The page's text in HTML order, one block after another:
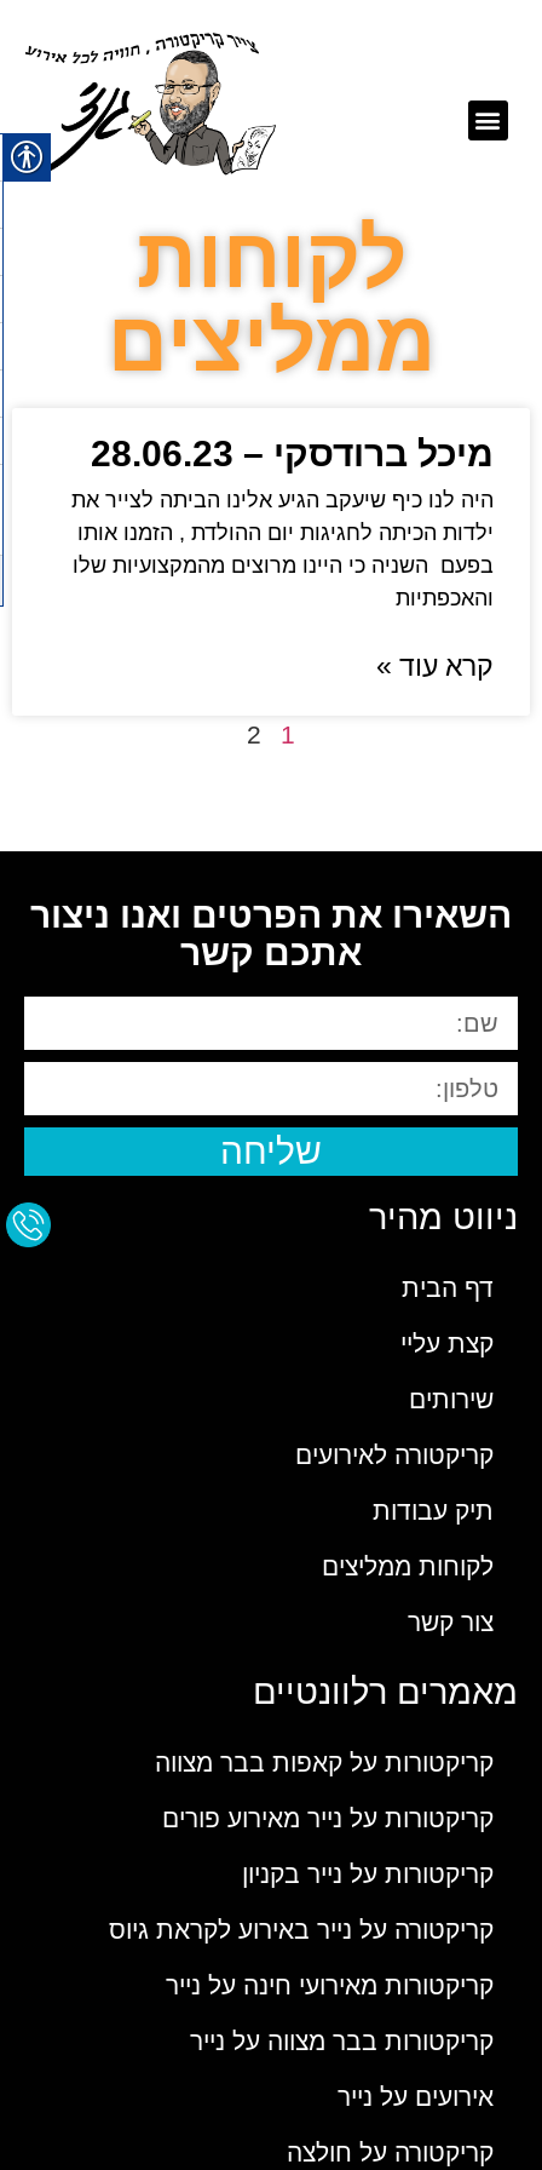
לקוחות
ממליצים
מיכל ברודסקי – 28.06.23
היה לנו כיף שיעקב הגיע אלינו הביתה לצייר את
ילדות הכיתה לחגיגות יום ההולדת , הזמנו אותו
בפעם השניה כי היינו מרוצים מהמקצועיות שלו
והאכפתיות
קרא עוד »
1
2
השאירו את הפרטים ואנו ניצור
אתכם קשר
שליחה
ניווט מהיר
דף הבית
קצת עליי
שירותים
קריקטורה לאירועים
תיק עבודות
לקוחות ממליצים
צור קשר
מאמרים רלוונטיים
קריקטורות על קאפות בבר מצווה
קריקטורות על נייר מאירוע פורים
קריקטורות על נייר בקניון
קריקטורה על נייר באירוע לקראת גיוס
קריקטורות מאירועי חינה על נייר
קריקטורות בבר מצווה על נייר
אירועים על נייר
קריקטורה על חולצה